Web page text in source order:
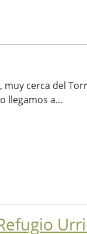
muy cerca del
llegamos a...